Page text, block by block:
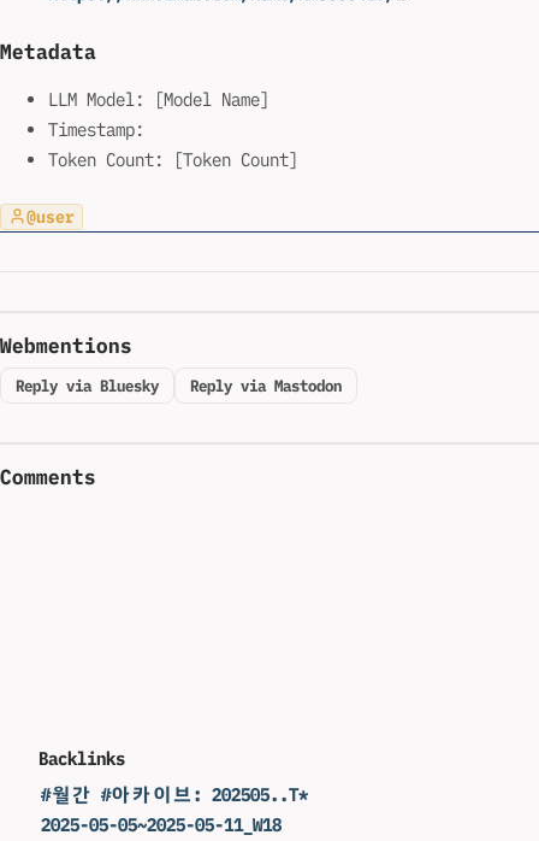
Metadata
LLM Model: [Model Name]
Timestamp:
Token Count: [Token Count]
@user
Webmentions
Reply via Bluesky Reply via Mastodon
Comments
Backlinks
#월간 #아카이브: 202505..T*
2025-05-05~2025-05-11_W18